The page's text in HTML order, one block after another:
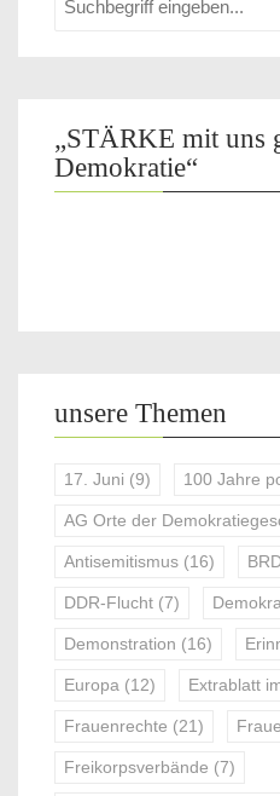
„STÄRKE mit uns
Demokratie“
unsere Themen
17. Juni (9) 100 Jahre
AG Orte der
Antisemitismus (16)
DDR-Flucht (7)
Demonstration (16)
Europa (12) Extrablatt
Frauenrechte (21)
Freikorpsverbände (7)